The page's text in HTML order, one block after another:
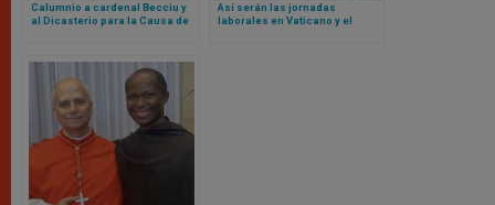
Calumnio a cardenal Becciu y
al Dicasterio para la Causa de
Así serán las jornadas
laborales en Vaticano y el